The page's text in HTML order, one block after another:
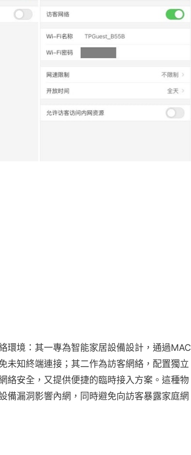
環境：其一專為智能家居設備設計，通過MAC
未知終端連接；其二作為訪客網絡，配置獨立
絡安全，又提供便捷的臨時接入方案。這種物
備漏洞影響內網，同時避免向訪客暴露家庭網